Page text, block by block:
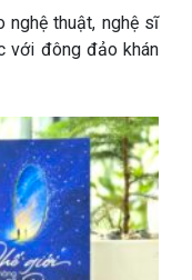
nghệ thuật, nghệ sĩ
với đông đảo khán